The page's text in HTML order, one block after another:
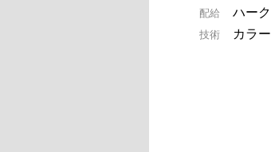
配給 ハーク
技術 カラー